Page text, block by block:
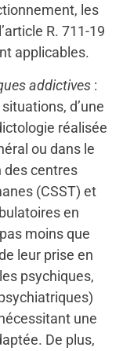
les
R. 711-19
applicables.
addictives :
d’une
réalisée
ou dans le
des centres
(CSST) et
en
moins que
leur prise en
psychiques,
une
De plus,